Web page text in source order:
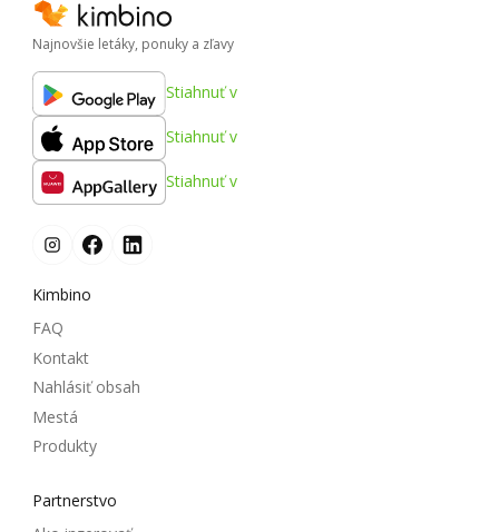
Najnovšie letáky, ponuky a zľavy
Stiahnuť v
Stiahnuť v
Stiahnuť v
Kimbino
FAQ
Kontakt
Nahlásiť obsah
Mestá
Produkty
Partnerstvo